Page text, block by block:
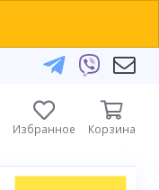
Избранное Корзина